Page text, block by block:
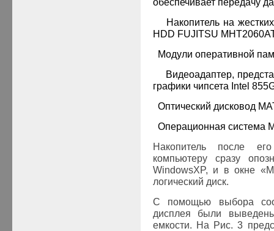
обеспечивает передачу
Накопитель на
HDD FUJITSU M HT2060
Модули оперативной
Видеоадаптер,
графики чипсета Intel 855
Оптический дисковод
Операционная система
Накопитель после
компьютеру сразу
WindowsXP, и в окне
логический диск.
С помощью выбора
дисплея были
емкости. На Рис. 3